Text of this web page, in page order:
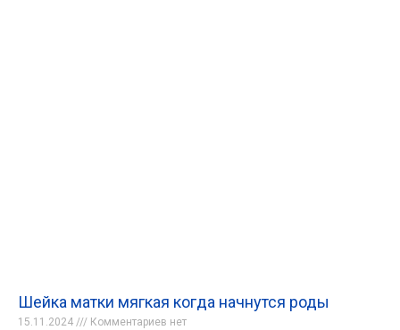
Шейка матки мягкая когда начнутся роды
15.11.2024 Комментариев нет